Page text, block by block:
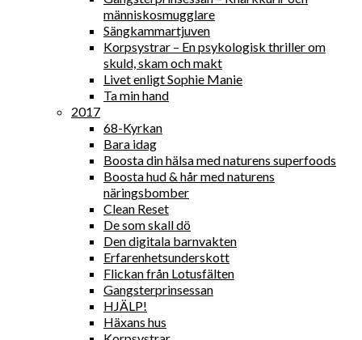
människosmugglare
Sängkammartjuven
Korpsystrar – En psykologisk thriller om
skuld, skam och makt
Livet enligt Sophie Manie
Ta min hand
2017
68-Kyrkan
Bara idag
Boosta din hälsa med naturens superfoods
Boosta hud & hår med naturens
näringsbomber
Clean Reset
De som skall dö
Den digitala barnvakten
Erfarenhetsunderskott
Flickan från Lotusfälten
Gangsterprinsessan
HJÄLP!
Häxans hus